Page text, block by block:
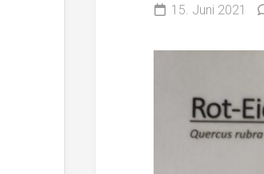
15. Juni 2021